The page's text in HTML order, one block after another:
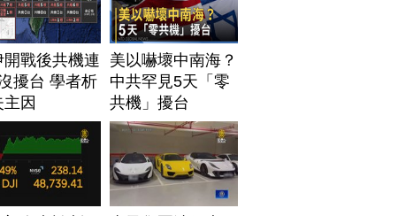
開戰後共機連
擾台 學者析
因
美以嚇壞中南海？
中共罕見5天「零
共機」擾台